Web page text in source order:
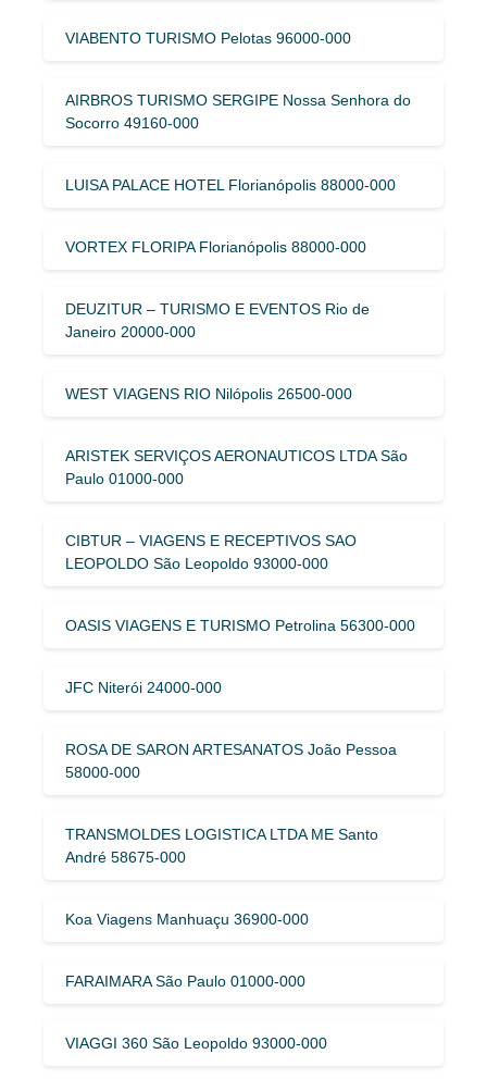
VIABENTO TURISMO Pelotas 96000-000
AIRBROS TURISMO SERGIPE Nossa Senhora do
Socorro 49160-000
LUISA PALACE HOTEL Florianópolis 88000-000
VORTEX FLORIPA Florianópolis 88000-000
DEUZITUR – TURISMO E EVENTOS Rio de
Janeiro 20000-000
WEST VIAGENS RIO Nilópolis 26500-000
ARISTEK SERVIÇOS AERONAUTICOS LTDA São
Paulo 01000-000
CIBTUR – VIAGENS E RECEPTIVOS SAO
LEOPOLDO São Leopoldo 93000-000
OASIS VIAGENS E TURISMO Petrolina 56300-000
JFC Niterói 24000-000
ROSA DE SARON ARTESANATOS João Pessoa
58000-000
TRANSMOLDES LOGISTICA LTDA ME Santo
André 58675-000
Koa Viagens Manhuaçu 36900-000
FARAIMARA São Paulo 01000-000
VIAGGI 360 São Leopoldo 93000-000